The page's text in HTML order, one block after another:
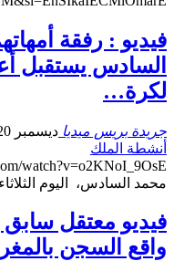
فيديو : رفقة
السادس يستقبل
لكرة…
جريدة بريس ميديا ديسمبر 20, 2022
أنشطة الملك
محمد السادس، اليوم
فيديو معتقل
واقع السجن